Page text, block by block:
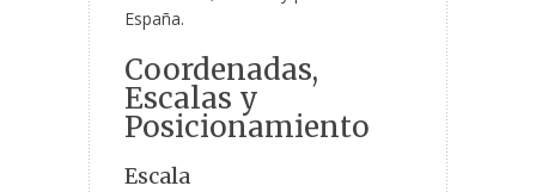
España.
Coordenadas,
Escalas y
Posicionamiento
Escala